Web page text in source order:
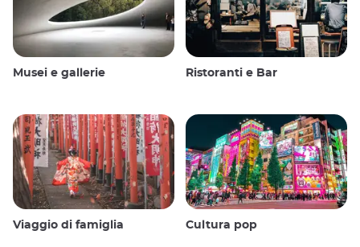
Musei e gallerie Ristoranti e Bar
Viaggio di famiglia Cultura pop